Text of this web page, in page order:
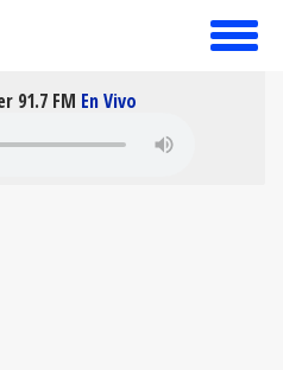
toggle
91.7 FM En Vivo